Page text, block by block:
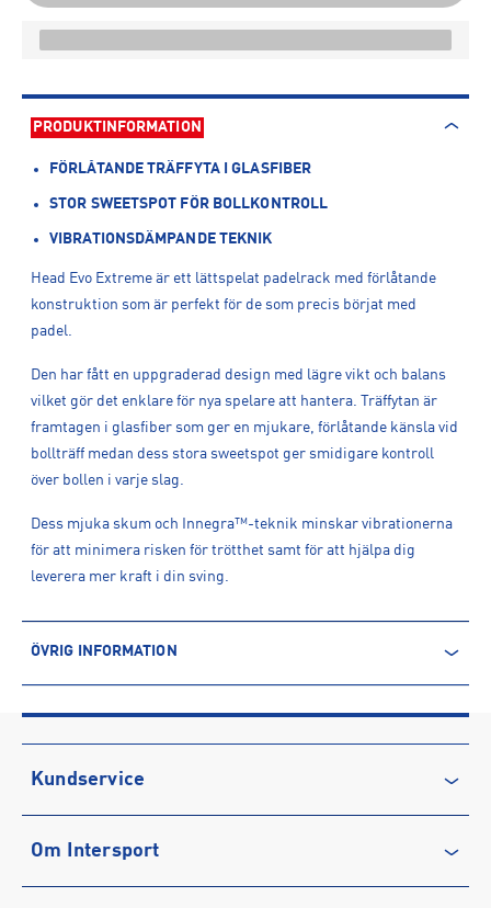
PRODUKTINFORMATION
FÖRLÅTANDE TRÄFFYTA I GLASFIBER
STOR SWEETSPOT FÖR BOLLKONTROLL
VIBRATIONSDÄMPANDE TEKNIK
Head Evo Extreme är ett lättspelat padelrack med förlåtande
konstruktion som är perfekt för de som precis börjat med
padel.
Den har fått en uppgraderad design med lägre vikt och balans
vilket gör det enklare för nya spelare att hantera. Träffytan är
framtagen i glasfiber som ger en mjukare, förlåtande känsla vid
bollträff medan dess stora sweetspot ger smidigare kontroll
över bollen i varje slag.
Dess mjuka skum och Innegra™-teknik minskar vibrationerna
för att minimera risken för trötthet samt för att hjälpa dig
leverera mer kraft i din sving.
ÖVRIG INFORMATION
Produktnummer: 1618738
Leverantörens produktnummer: 226415
Artikelnummer: 161873801-grey/yellow
Tillverkaradress
Kontakt tillverkare: https://www.head.com/en/
Kundservice
Vanliga frågor & svar
Om Intersport